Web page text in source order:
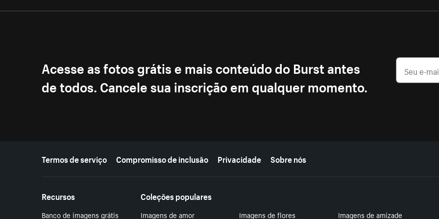
Acesse as fotos grátis e mais conteúdo do Burst antes
de todos. Cancele sua inscrição em qualquer momento.
Mais recursos
Termos de serviço Compromisso de inclusão Privacidade Sobre nós
Recursos
Banco de imagens grátis
Coleções populares
Imagens de amor Imagens de flores Imagens de amizade